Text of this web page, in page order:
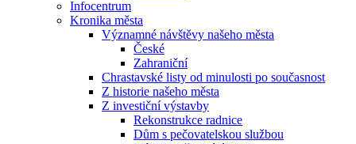
Infocentrum
Kronika města
Významné návštěvy našeho města
České
Zahraniční
Chrastavské listy od minulosti po současnost
Z historie našeho města
Z investiční výstavby
Rekonstrukce radnice
Dům s pečovatelskou službou